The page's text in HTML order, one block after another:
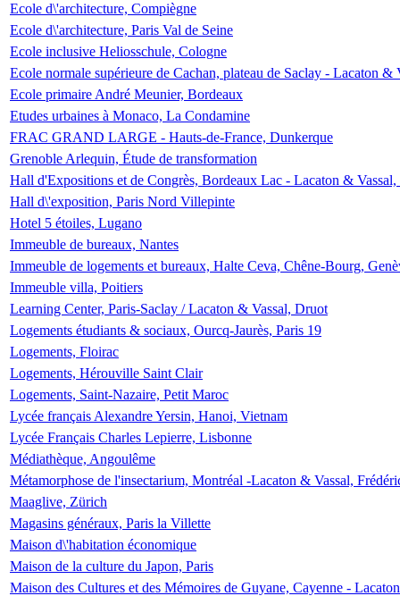
Ecole d\'architecture, Compiègne
Ecole d\'architecture, Paris Val de Seine
Ecole inclusive Heliosschule, Cologne
Ecole normale supérieure de Cachan, plateau de Saclay - Lacaton &
Ecole primaire André Meunier, Bordeaux
Etudes urbaines à Monaco, La Condamine
FRAC GRAND LARGE - Hauts-de-France, Dunkerque
Grenoble Arlequin, Étude de transformation
Hall d'Expositions et de Congrès, Bordeaux Lac - Lacaton &
Hall d\'exposition, Paris Nord Villepinte
Hotel 5 étoiles, Lugano
Immeuble de bureaux, Nantes
Immeuble de logements et bureaux, Halte Ceva, Chêne-Bourg,
Immeuble villa, Poitiers
Learning Center, Paris-Saclay / Lacaton & Vassal, Druot
Logements étudiants & sociaux, Ourcq-Jaurès, Paris 19
Logements, Floirac
Logements, Hérouville Saint Clair
Logements, Saint-Nazaire, Petit Maroc
Lycée français Alexandre Yersin, Hanoi, Vietnam
Lycée Français Charles Lepierre, Lisbonne
Médiathèque, Angoulême
Métamorphose de l'insectarium, Montréal -Lacaton & Vassal,
Maaglive, Zürich
Magasins généraux, Paris la Villette
Maison d\'habitation économique
Maison de la culture du Japon, Paris
Maison des Cultures et des Mémoires de Guyane, Cayenne -